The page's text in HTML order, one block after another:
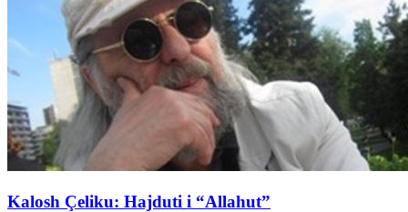
Kalosh Çeliku: Hajduti i “Allahut”